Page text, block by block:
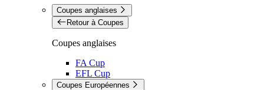
Coupes anglaises
Retour à Coupes
Coupes anglaises
FA Cup
EFL Cup
Coupes Européennes